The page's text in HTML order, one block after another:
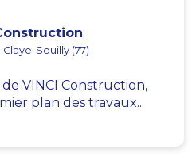
Claye-Souilly (77)
VINCI Construction,
plan des travaux...